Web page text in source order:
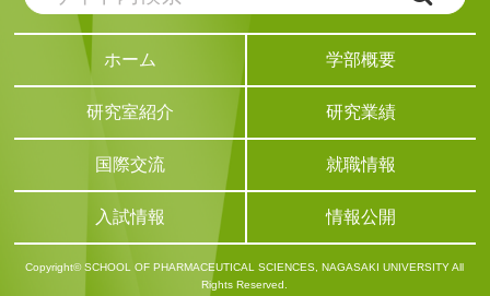
ホーム 学部概要
研究室紹介 研究業績
国際交流 就職情報
入試情報 情報公開
Copyright© SCHOOL OF PHARMACEUTICAL SCIENCES, NAGASAKI UNIVERSITY All
Rights Reserved.